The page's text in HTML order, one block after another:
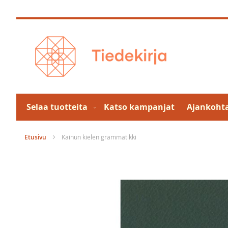
to
Selaa tuotteita Katso kampanjat
Etusivu Kainun kielen grammatikki